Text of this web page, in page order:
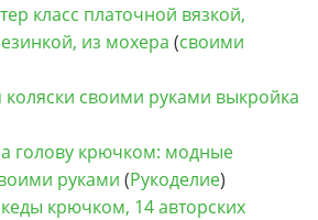
класс платочной вязкой,
из мохера (своими
коляски своими руками выкройка
голову крючком: модные
руками (Рукоделие)
крючком, 14 авторских